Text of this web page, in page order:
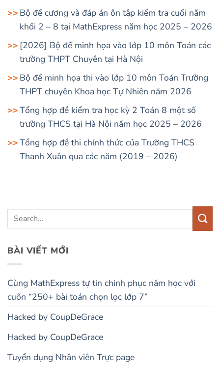
Bộ đề cương và đáp án ôn tập kiểm tra cuối năm
khối 2 – 8 tại MathExpress năm học 2025 – 2026
[2026] Bộ đề minh họa vào lớp 10 môn Toán các
trường THPT Chuyên tại Hà Nội
Bộ đề minh họa thi vào lớp 10 môn Toán Trường
THPT chuyên Khoa học Tự Nhiên năm 2026
Tổng hợp đề kiểm tra học kỳ 2 Toán 8 một số
trường THCS tại Hà Nội năm học 2025 – 2026
Tổng hợp đề thi chính thức của Trường THCS
Thanh Xuân qua các năm (2019 – 2026)
BÀI VIẾT MỚI
Cùng MathExpress tự tin chinh phục năm học với
cuốn “250+ bài toán chọn lọc lớp 7”
Hacked by CoupDeGrace
Hacked by CoupDeGrace
Tuyển dụng Nhân viên Trực page